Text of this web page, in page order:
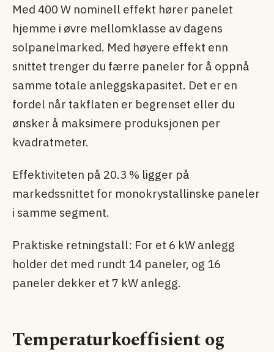
Med 400 W nominell effekt hører panelet
hjemme i øvre mellomklasse av dagens
solpanel­marked. Med høyere effekt enn
snittet trenger du færre paneler for å oppnå
samme totale anleggskapasitet. Det er en
fordel når takflaten er begrenset eller du
ønsker å maksimere produksjonen per
kvadratmeter.
Effektiviteten på 20.3 % ligger på
markedssnittet for monokrystallinske paneler
i samme segment.
Praktiske retningstall: For et 6 kW anlegg
holder det med rundt 14 paneler, og 16
paneler dekker et 7 kW anlegg.
Temperaturkoeffisient og